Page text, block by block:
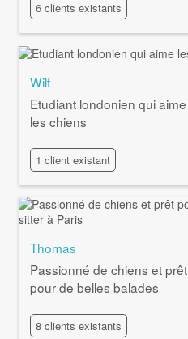
6 clients existants
Wilf
Etudiant londonien qui aime
les chiens
1 client existant
Thomas
Passionné de chiens et prêt
pour de belles balades
8 clients existants